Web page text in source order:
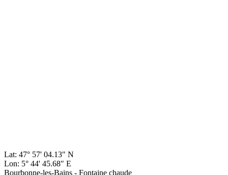
Lat: 47° 57' 04.13" N
Lon: 5° 44' 45.68" E
Bourbonne-les-Bains - Fontaine chaude